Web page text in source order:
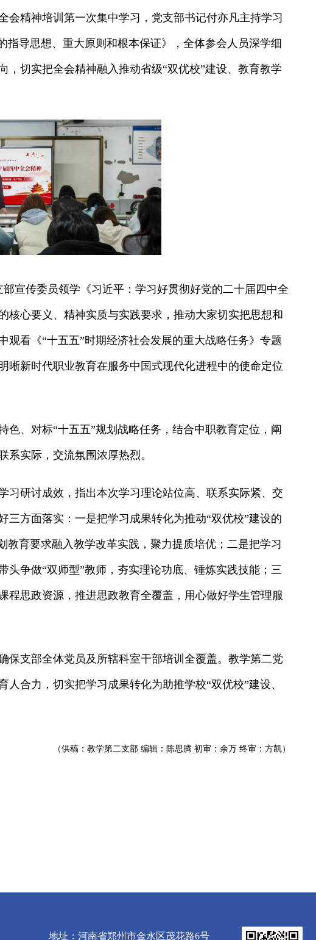
精神培训第一次集中学习，党支部书记付亦凡主持学习
导思想、重大原则和根本保证》，全体参会人员深学细
切实把全会精神融入推动省级“双优校”建设、教育教学
宣传委员领学《习近平：学习好贯彻好党的二十届四中全
心要义、精神实质与实践要求，推动大家切实把思想和
看《“十五五”时期经济社会发展的重大战略任务》专题
晰新时代职业教育在服务中国式现代化进程中的使命定位
、对标“十五五”规划战略任务，结合中职教育定位，阐
实际，交流氛围浓厚热烈。
习研讨成效，指出本次学习理论站位高、联系实际紧、交
方面落实：一是把学习成果转化为推动“双优校”建设的
教育要求融入教学改革实践，聚力提质培优；二是把学习
争做“双师型”教师，夯实理论功底、锤炼实践技能；三
程思政资源，推进思政教育全覆盖，用心做好学生管理服
保支部全体党员及所辖科室干部培训全覆盖。教学第二党
合力，切实把学习成果转化为助推学校“双优校”建设、
（供稿：教学第二支部 编辑：陈思腾 初审：余万 终审：方凯）
地址：河南省郑州市金水区茂花路6号